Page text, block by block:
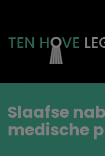
Slaafse
medische